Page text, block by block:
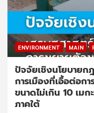
ENVIRONMENT MAIN
ปัจจัยเชิงนโยบายก
การเมืองที่เอื้อต่อก
ขนาดไม่เกิน 10 เม
ภาคใต้